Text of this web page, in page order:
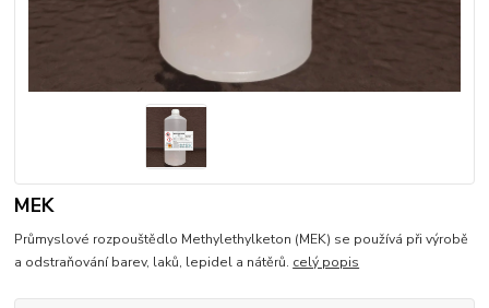
MEK
Průmyslové rozpouštědlo Methylethylketon (MEK) se používá při výrobě
a odstraňování barev, laků, lepidel a nátěrů. celý popis